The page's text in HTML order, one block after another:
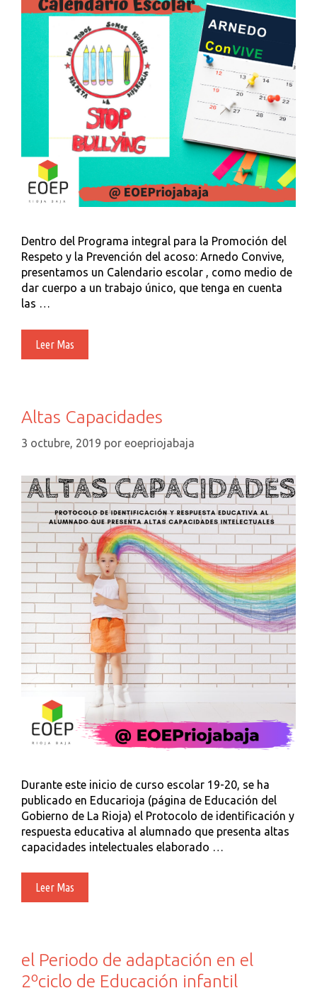
Dentro del Programa integral para la Promoción del
Respeto y la Prevención del acoso: Arnedo Convive,
presentamos un Calendario escolar , como medio de
dar cuerpo a un trabajo único, que tenga en cuenta
las …
Leer Mas
Convive.
Altas Capacidades
3 octubre, 2019 por eoepriojabaja
Durante este inicio de curso escolar 19-20, se ha
publicado en Educarioja (página de Educación del
Gobierno de La Rioja) el Protocolo de identificación y
respuesta educativa al alumnado que presenta altas
capacidades intelectuales elaborado …
Leer Mas
Capacidades
el Periodo de adaptación en el
2ºciclo de Educación infantil